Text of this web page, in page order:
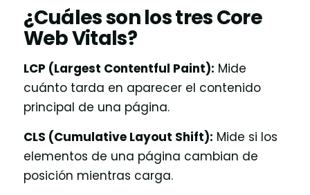
¿Cuáles son los tres Core
Web Vitals?
LCP (Largest Contentful Paint): Mide
cuánto tarda en aparecer el contenido
principal de una página.
CLS (Cumulative Layout Shift): Mide si los
elementos de una página cambian de
posición mientras carga.